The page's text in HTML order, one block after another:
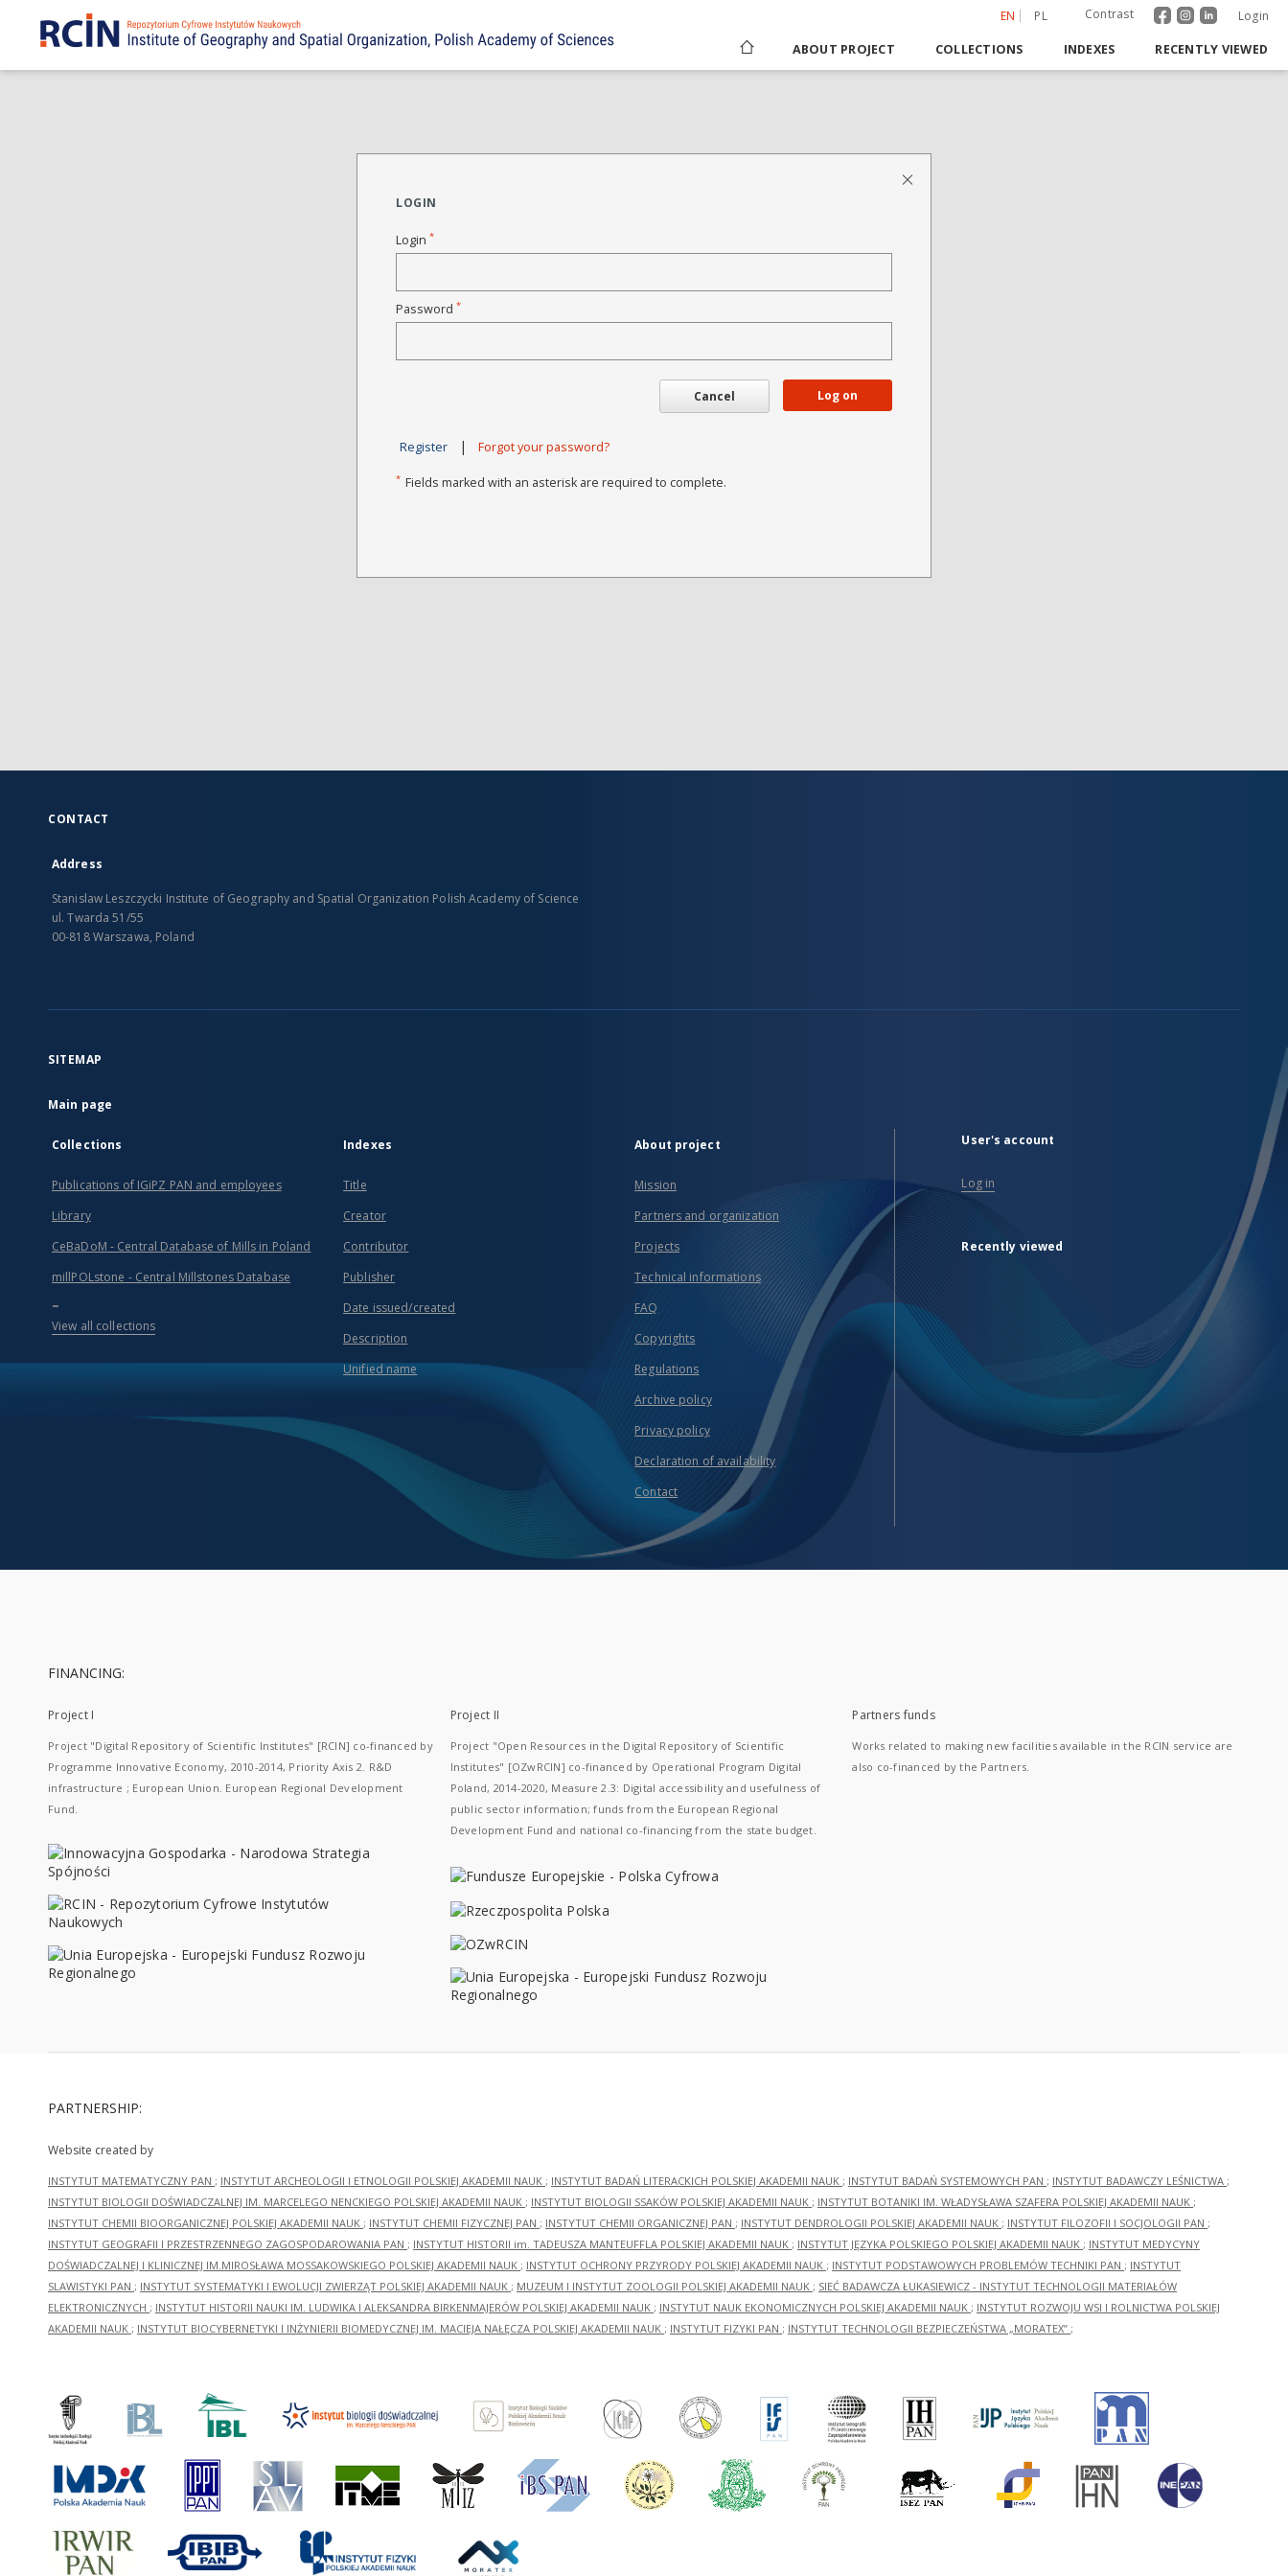
EN PL Contrast Login
ABOUT PROJECT COLLECTIONS INDEXES RECENTLY VIEWED
LOGIN
Login *
Password *
Cancel Log on
Register | Forgot your password?
* Fields marked with an asterisk are required to complete.
CONTACT
Address
Stanislaw Leszczycki Institute of Geography and Spatial Organization Polish Academy of Science
ul. Twarda 51/55
00-818 Warszawa, Poland
SITEMAP
Main page
Collections
Publications of IGiPZ PAN and employees
Library
CeBaDoM - Central Database of Mills in Poland
millPOLstone - Central Millstones Database
...
View all collections
Indexes
Title
Creator
Contributor
Publisher
Date issued/created
Description
Unified name
About project
Mission
Partners and organization
Projects
Technical informations
FAQ
Copyrights
Regulations
Archive policy
Privacy policy
Declaration of availability
Contact
User's account
Log in
Recently viewed
FINANCING:
Project I
Project "Digital Repository of Scientific Institutes" [RCIN] co-financed by
Programme Innovative Economy, 2010-2014, Priority Axis 2. R&D
infrastructure ; European Union. European Regional Development
Fund.
Project II
Project "Open Resources in the Digital Repository of Scientific
Institutes" [OZwRCIN] co-financed by Operational Program Digital
Poland, 2014-2020, Measure 2.3: Digital accessibility and usefulness of
public sector information; funds from the European Regional
Development Fund and national co-financing from the state budget.
Partners funds
Works related to making new facilities available in the RCIN service are
also co-financed by the Partners.
PARTNERSHIP:
Website created by
INSTYTUT MATEMATYCZNY PAN ; INSTYTUT ARCHEOLOGII I ETNOLOGII POLSKIEJ AKADEMII NAUK ; INSTYTUT BADAŃ LITERACKICH POLSKIEJ AKADEMII NAUK ; INSTYTUT BADAŃ SYSTEMOWYCH PAN ; INSTYTUT BADAWCZY LEŚNICTWA ;
INSTYTUT BIOLOGII DOŚWIADCZALNEJ IM. MARCELEGO NENCKIEGO POLSKIEJ AKADEMII NAUK ; INSTYTUT BIOLOGII SSAKÓW POLSKIEJ AKADEMII NAUK ; INSTYTUT BOTANIKI IM. WŁADYSŁAWA SZAFERA POLSKIEJ AKADEMII NAUK ;
INSTYTUT CHEMII BIOORGANICZNEJ POLSKIEJ AKADEMII NAUK ; INSTYTUT CHEMII FIZYCZNEJ PAN ; INSTYTUT CHEMII ORGANICZNEJ PAN ; INSTYTUT DENDROLOGII POLSKIEJ AKADEMII NAUK ; INSTYTUT FILOZOFII I SOCJOLOGII PAN ;
INSTYTUT GEOGRAFII I PRZESTRZENNEGO ZAGOSPODAROWANIA PAN ; INSTYTUT HISTORII im. TADEUSZA MANTEUFFLA POLSKIEJ AKADEMII NAUK ; INSTYTUT JĘZYKA POLSKIEGO POLSKIEJ AKADEMII NAUK ; INSTYTUT MEDYCYNY
DOŚWIADCZALNEJ I KLINICZNEJ IM.MIROSŁAWA MOSSAKOWSKIEGO POLSKIEJ AKADEMII NAUK ; INSTYTUT OCHRONY PRZYRODY POLSKIEJ AKADEMII NAUK ; INSTYTUT PODSTAWOWYCH PROBLEMÓW TECHNIKI PAN ; INSTYTUT
SLAWISTYKI PAN ; INSTYTUT SYSTEMATYKI I EWOLUCJI ZWIERZĄT POLSKIEJ AKADEMII NAUK ; MUZEUM I INSTYTUT ZOOLOGII POLSKIEJ AKADEMII NAUK ; SIEĆ BADAWCZA ŁUKASIEWICZ - INSTYTUT TECHNOLOGII MATERIAŁÓW
ELEKTRONICZNYCH ; INSTYTUT HISTORII NAUKI IM. LUDWIKA I ALEKSANDRA BIRKENMAJERÓW POLSKIEJ AKADEMII NAUK ; INSTYTUT NAUK EKONOMICZNYCH POLSKIEJ AKADEMII NAUK ; INSTYTUT ROZWOJU WSI I ROLNICTWA POLSKIEJ
AKADEMII NAUK ; INSTYTUT BIOCYBERNETYKI I INŻYNIERII BIOMEDYCZNEJ IM. MACIEJA NAŁĘCZA POLSKIEJ AKADEMII NAUK ; INSTYTUT FIZYKI PAN ; INSTYTUT TECHNOLOGII BEZPIECZEŃSTWA „MORATEX” ;